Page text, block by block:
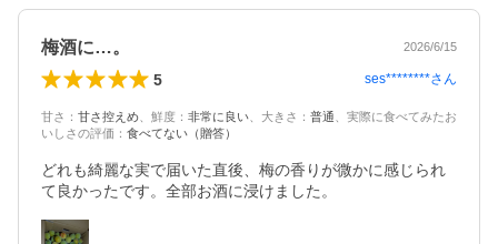
梅酒に…。 2026/6/15
5 ses********さん
甘さ ： 甘さ控えめ 鮮度 ： 非常に良い 大きさ ： 普通
実際に食べてみたお
いしさの評価 ： 食べてない（贈答）
どれも綺麗な実で届いた直後、梅の香りが微かに感じられ
て良かったです。全部お酒に浸けました。